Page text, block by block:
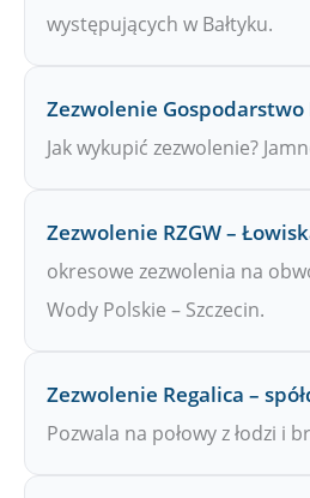
występujących w Bałtyku.
Zezwolenie
Jak wykupić zezwolenie?
Zezwolenie RZGW –
okresowe zezwolenia na
Wody Polskie – Szczecin.
Zezwolenie Regalica –
Pozwala na połowy z łodzi i